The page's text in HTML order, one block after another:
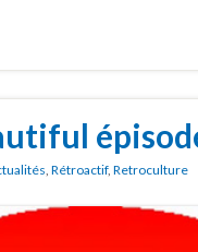
, Rétroactif, Retroculture